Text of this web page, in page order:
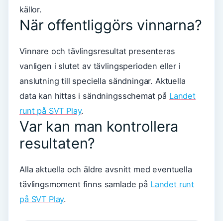
källor.
När offentliggörs vinnarna?
Vinnare och tävlingsresultat presenteras
vanligen i slutet av tävlingsperioden eller i
anslutning till speciella sändningar. Aktuella
data kan hittas i sändningsschemat på Landet
runt på SVT Play.
Var kan man kontrollera
resultaten?
Alla aktuella och äldre avsnitt med eventuella
tävlingsmoment finns samlade på Landet runt
på SVT Play.